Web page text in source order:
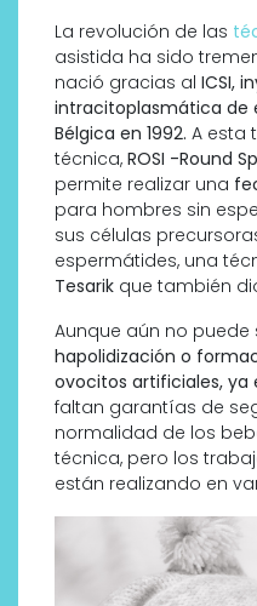
La revolución de las
asistida ha sido
nació gracias al ICSI,
intracitoplasmática de
Bélgica en 1992. A esta
técnica, ROSI -Round
permite realizar una
para hombres sin
sus células
espermátides, una
Tesarik que también
Aunque aún no
hapolidización o
ovocitos artificiales, ya
faltan garantías de
normalidad de los
técnica, pero los
están realizando en